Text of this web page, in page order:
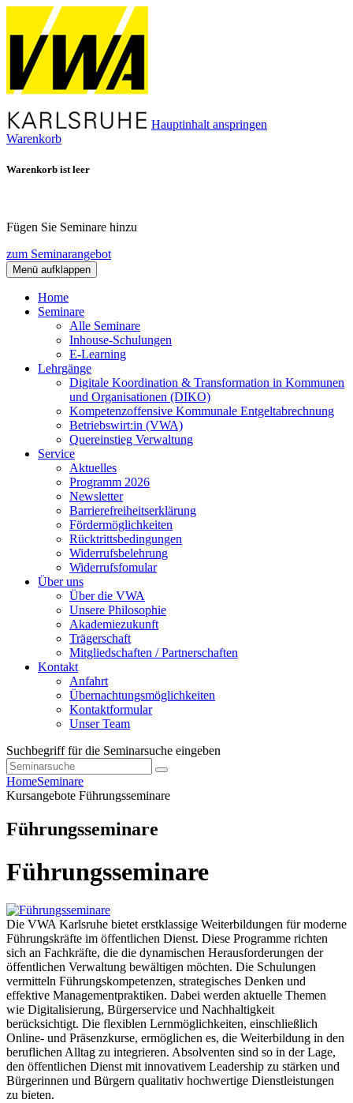
Hauptinhalt anspringen
Warenkorb
Warenkorb ist leer
Fügen Sie Seminare hinzu
zum Seminarangebot
Menü aufklappen
Home
Seminare
Alle Seminare
Inhouse-Schulungen
E-Learning
Lehrgänge
Digitale Koordination & Transformation in Kommunen
und Organisationen (DIKO)
Kompetenzoffensive Kommunale Entgeltabrechnung
Betriebswirt:in (VWA)
Quereinstieg Verwaltung
Service
Aktuelles
Programm 2026
Newsletter
Barrierefreiheitserklärung
Fördermöglichkeiten
Rücktrittsbedingungen
Widerrufsbelehrung
Widerrufsfomular
Über uns
Über die VWA
Unsere Philosophie
Akademiezukunft
Trägerschaft
Mitgliedschaften / Partnerschaften
Kontakt
Anfahrt
Übernachtungsmöglichkeiten
Kontaktformular
Unser Team
Suchbegriff für die Seminarsuche eingeben
HomeSeminare
Kursangebote Führungsseminare
Führungsseminare
Führungsseminare
Die VWA Karlsruhe bietet erstklassige Weiterbildungen für moderne
Führungskräfte im öffentlichen Dienst. Diese Programme richten
sich an Fachkräfte, die die dynamischen Herausforderungen der
öffentlichen Verwaltung bewältigen möchten. Die Schulungen
vermitteln Führungskompetenzen, strategisches Denken und
effektive Managementpraktiken. Dabei werden aktuelle Themen
wie Digitalisierung, Bürgerservice und Nachhaltigkeit
berücksichtigt. Die flexiblen Lernmöglichkeiten, einschließlich
Online- und Präsenzkurse, ermöglichen es, die Weiterbildung in den
beruflichen Alltag zu integrieren. Absolventen sind so in der Lage,
den öffentlichen Dienst mit innovativem Leadership zu stärken und
Bürgerinnen und Bürgern qualitativ hochwertige Dienstleistungen
zu bieten.